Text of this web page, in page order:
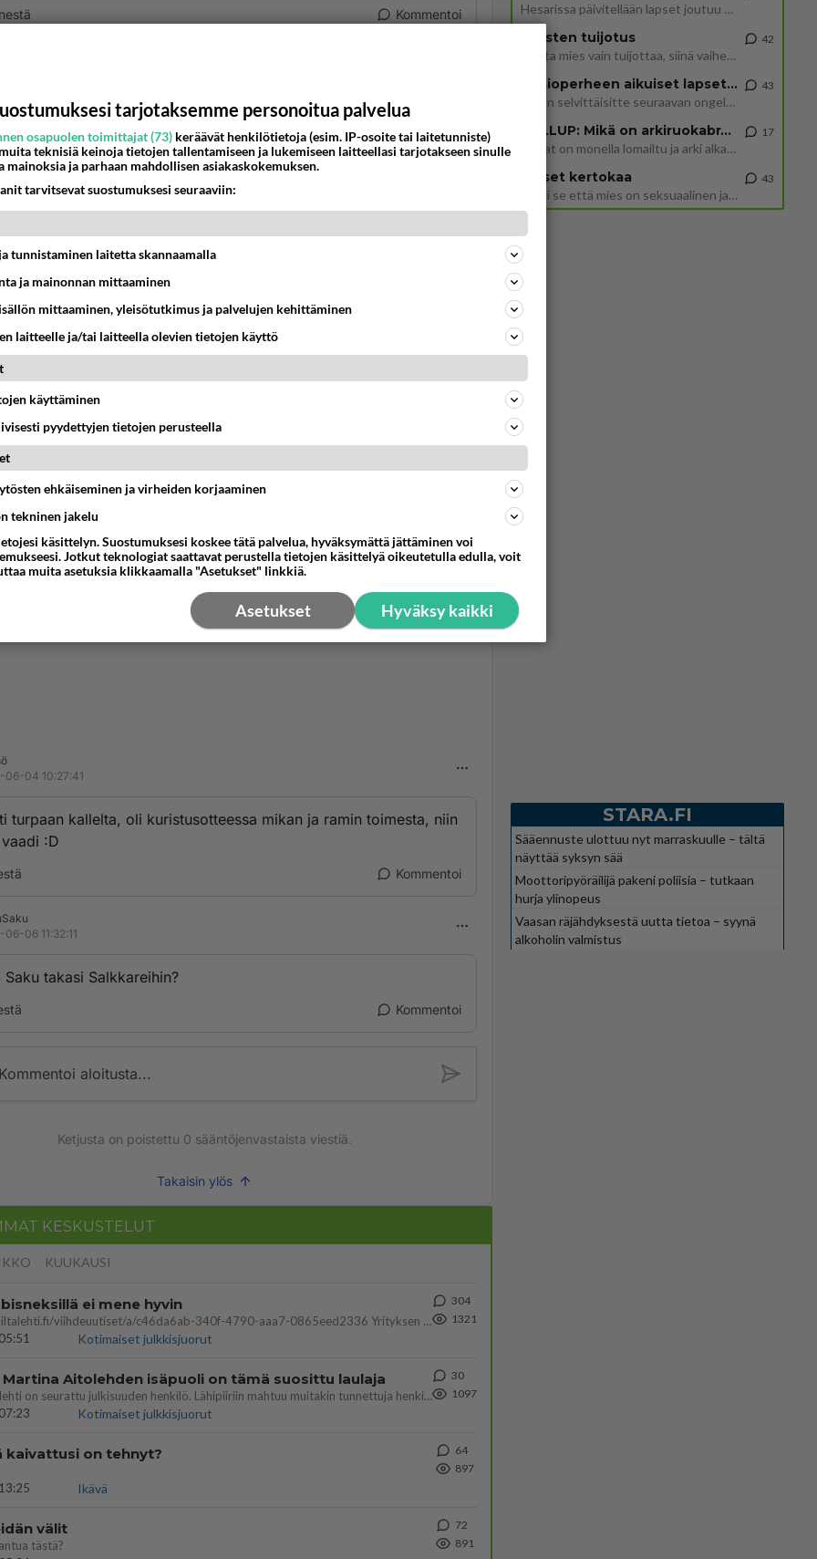
Kommentoi
paras! Siis ihan paraaaas!!
Kommentoi
06-04 10:27:41
turpaan kallelta, oli kuristusotteessa mikan ja ramin toimesta, niin
:D
Kommentoi
06-06 11:32:11
Saku takasi Salkkareihin?
Kommentoi
Kommentoi aloitusta...
Ketjusta on poistettu 0 sääntöjenvastaista viestiä.
Takaisin ylös
KESKUSTELUT
KUUKAUSI
ei mene hyvin
https://www.iltalehti.fi/viihdeuutiset/a/c46da6ab-340f-4790-aaa7-0865eed2336 Yrityksen konkurssihakemus on tullut kärä
Kotimaiset julkkisjuorut
304
1321
Aitolehden isäpuoli on tämä suosittu laulaja
Martina Aitolehti on seurattu julkisuuden henkilö. Lähipiiriin mahtuu muitakin tunnettuja henkilöitä. Tiesitkö, että Ma
Kotimaiset julkkisjuorut
30
1097
kaivattusi on tehnyt?
Ikävä
64
897
välit
tästä?
72
891
Hesarissa päivitellään lapset joutuu nyt kulkemaan 2 km kouluun jösses. Ruostefillarilla tuo matka menee vaikka miten äk
Miesten tuijotus
Mutta mies vain tuijottaa, siinä vaiheessa käännän itse pään pois. Mikä juttu? Yleensä jos joku tuijottaa tai katsoo, hä
42
Uusioperheen aikuiset lapset tyhjentää jääkaapin käydessään
Miten selvittäisitte seuraavan ongelman, meillä on uusioperhe, minulla teini-ikäiset lapset ja puolisolla aikuiset, jotk
43
GALLUP: Mikä on arkiruokabravuurisi?
Lomat on monella lomailtu ja arki alkaa. Se voi tarkoittaa myös sitä, että grillailut on grillattu ja palataan arjen ruo
17
Naiset kertokaa
Miksi se että mies on seksuaalinen ja haluaa seksiä ja te olette hänen mielestänne haluttava on vastenmielistä? Mikä sii
43
STARA.FI
Sääennuste ulottuu nyt marraskuulle – tältä
näyttää syksyn sää
Moottoripyöräilijä pakeni poliisia – tutkaan
hurja ylinopeus
Vaasan räjähdyksestä uutta tietoa – syynä
alkoholin valmistus
tarjotaksemme personoitua palvelua
osapuolen toimittajat (73) keräävät henkilötietoja (esim. IP-osoite tai laitetunniste)
teknisiä keinoja tietojen tallentamiseen ja lukemiseen laitteellasi tarjotakseen sinulle
ja parhaan mahdollisen asiakaskokemuksen.
tarvitsevat suostumuksesi seuraaviin:
tunnistaminen laitetta skannaamalla
ja mainonnan mittaaminen
mittaaminen, yleisötutkimus ja palvelujen kehittäminen
laitteelle ja/tai laitteella olevien tietojen käyttö
käyttäminen
pyydettyjen tietojen perusteella
ehkäiseminen ja virheiden korjaaminen
tekninen jakelu
käsittelyn. Suostumuksesi koskee tätä palvelua, hyväksymättä jättäminen voi
Jotkut teknologiat saattavat perustella tietojen käsittelyä oikeutetulla edulla, voit
muita asetuksia klikkaamalla "Asetukset" linkkiä.
Hyväksy kaikki
Asetukset